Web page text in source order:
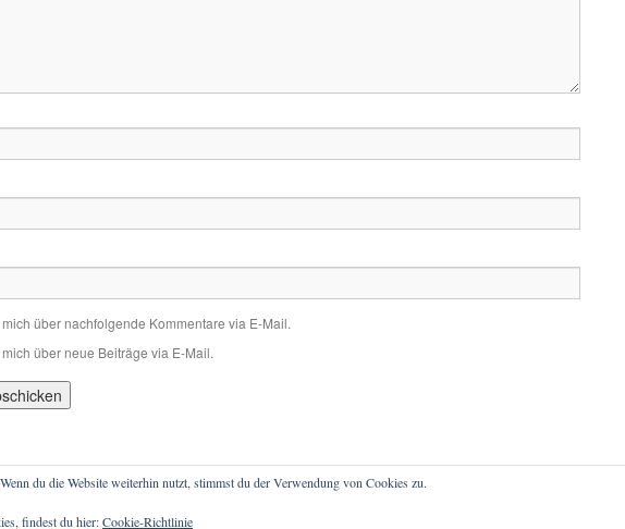
über nachfolgende Kommentare via E-Mail.
über neue Beiträge via E-Mail.
du die Website weiterhin nutzt, stimmst du der Verwendung von Cookies zu.
findest du hier:Cookie-Richtlinie